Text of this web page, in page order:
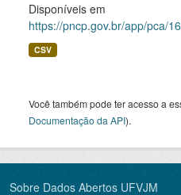
Disponíveis em
https://pncp.gov.br/app/pca/
CSV
Você também pode ter acesso a
Documentação da API).
Sobre Dados Abertos UFVJM